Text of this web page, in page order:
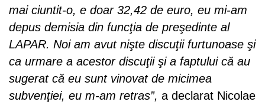
mai ciuntit-o, e doar 32,42 de euro, eu mi-am
depus demisia din funcţia de preşedinte al
LAPAR. Noi am avut nişte discuţii furtunoase şi
ca urmare a acestor discuţii şi a faptului că au
sugerat că eu sunt vinovat de micimea
subvenţiei, eu m-am retras”, a declarat Nicolae